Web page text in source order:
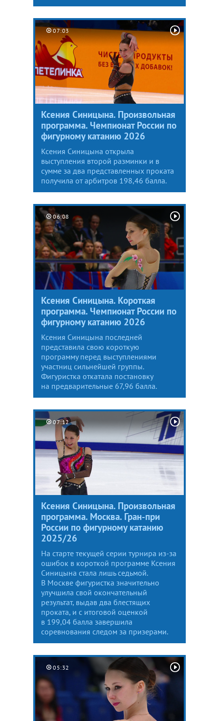
07:03
Ксения Синицына. Произвольная
программа. Чемпионат России по
фигурному катанию 2026
Ксения Синицына открыла
выступления второй разминки и в
сумме за два представленных проката
получила от арбитров 198,46 балла.
06:08
Ксения Синицына. Короткая
программа. Чемпионат России по
фигурному катанию 2026
Ксения Синицына последней
представила свою короткую
программу перед выступлениями
участниц сильнейшей группы.
Фигуристка откатала постановку
на предварительные 67,96 балла.
07:12
Ксения Синицына. Произвольная
программа. Москва. Гран-при
России по фигурному катанию
2025/26
На старте текущей серии турнира из-за
ошибок в короткой программе Ксения
Синицына стала лишь седьмой.
В Москве фигуристка значительно
улучшила свой окончательный
результат, выдав два блестящих
проката, и с итоговой оценкой
в 199,04 балла завершила
соревнования следом за призерами.
05:32